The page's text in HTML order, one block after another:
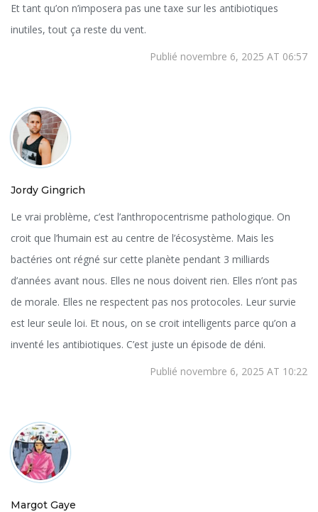
Et tant qu’on n’imposera pas une taxe sur les antibiotiques
inutiles, tout ça reste du vent.
Publié novembre 6, 2025 AT 06:57
Jordy Gingrich
Le vrai problème, c’est l’anthropocentrisme pathologique. On
croit que l’humain est au centre de l’écosystème. Mais les
bactéries ont régné sur cette planète pendant 3 milliards
d’années avant nous. Elles ne nous doivent rien. Elles n’ont pas
de morale. Elles ne respectent pas nos protocoles. Leur survie
est leur seule loi. Et nous, on se croit intelligents parce qu’on a
inventé les antibiotiques. C’est juste un épisode de déni.
Publié novembre 6, 2025 AT 10:22
Margot Gaye